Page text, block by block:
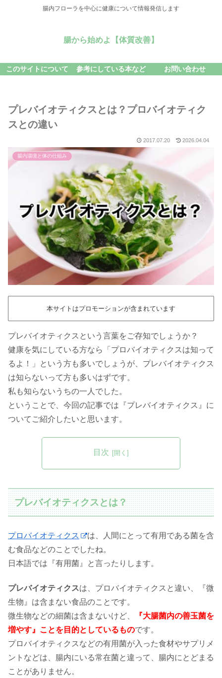
腸内フローラを中心に健康について情報発信します
腸から始めよ【体質改善】
このサイトについて 参考にしている本など お問い合わせ
プレバイオティクスとは？プロバイオティク
スとの違い
2017.07.20 2026.04.04
腸内環境と体の仕組み
本サイトはプロモーションが含まれています
プレバイオティクスという言葉をご存知でしょうか？
健康を気にしている方なら「プロバイオティクスは知って
るよ！」という方も多いでしょうが、プレバイオティクス
は知らないって方も多いはずです。
私も知らないうちの一人でした。
ということで、今回の記事では『プレバイオティクス』に
ついてご紹介したいと思います。
目次
プレバイオティクスとは？
プロバイオティクス
は、人間にとって有用である菌を含
む食品などのことでしたね。
日本語では『有用菌』と言ったりします。
プレバイオティクスは、プロバイオティクスと違い、『微
生物』は含まない食品のことです。
微生物などの細菌は含まないけど、
『大腸菌内の善玉菌を
増やす』ことを目的としているものです。
プロバイオティクスなどの有用菌が入った食材やサプリメ
ントなどは、腸内にいる常在菌と違って、腸内にとどまる
ことがありません。